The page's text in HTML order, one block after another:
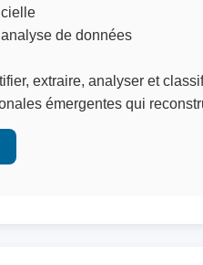
de données
extraire, analyser et
émergentes qui